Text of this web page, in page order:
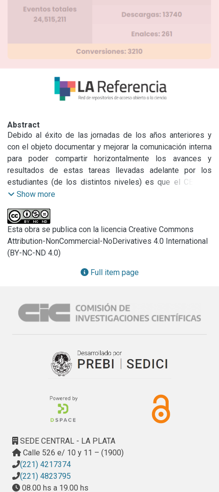
Abstract
Debido al éxito de las jornadas de los años anteriores y
con el objeto documentar y mejorar la comunicación interna
para poder compartir horizontalmente los avances y
resultados de estas tareas llevadas adelante por los
estudiantes (de los distintos niveles) es que el CETMIC
realizó las 9º Jornadas de Pasantes y Becarios del
presente publicación periódica editada por el CETMIC
titulada: “Actas de las Jornadas CETMIC”.
Las jornadas de Pasantes y Becarios del CETMIC
consistieron en una sesión de póster para que todos y
resultados obtenidos como las experiencias vivenciadas
Asimismo, previo a la sesión de póster, se realizó una
conferencia sobre temáticas de interés general estudiada
en el instituto.
Show more
Esta obra se publica con la licencia Creative Commons
Attribution-NonCommercial-NoDerivatives 4.0 International
(BY-NC-ND 4.0)
Full item page
SEDE CENTRAL - LA PLATA
Calle 526 e/ 10 y 11 – (1900)
(221) 4217374
(221) 4823795
08.00 hs a 19.00 hs